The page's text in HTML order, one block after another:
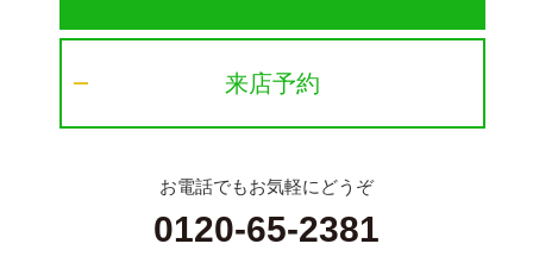
来店予約
お電話でもお気軽にどうぞ
0120-65-2381